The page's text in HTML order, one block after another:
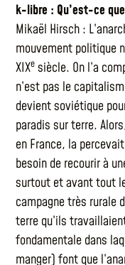
k-libre : Qu’est-ce
Mikaël Hirsch :
mouvement politique
XIXe siècle. On l’a
n’est pas le
devient soviétique
paradis sur terre.
en France, la
besoin de recourir à
surtout et avant tout
campagne très rurale
terre qu’ils
fondamentale dans
manger) font que